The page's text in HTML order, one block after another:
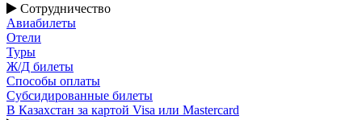
Сотрудничество
Авиабилеты
Отели
Туры
Ж/Д билеты
Способы оплаты
Субсидированные билеты
В Казахстан за картой Visa или Masterсard